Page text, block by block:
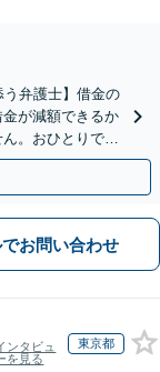
う弁護士】借金の
が減額できるか
。おひとりで悩
でお問い合わせ
ンタビュ
を見る
東京都